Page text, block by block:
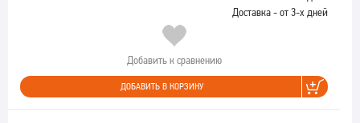
Доставка - от 3-х дней
Добавить к сравнению
ДОБАВИТЬ В КОРЗИНУ